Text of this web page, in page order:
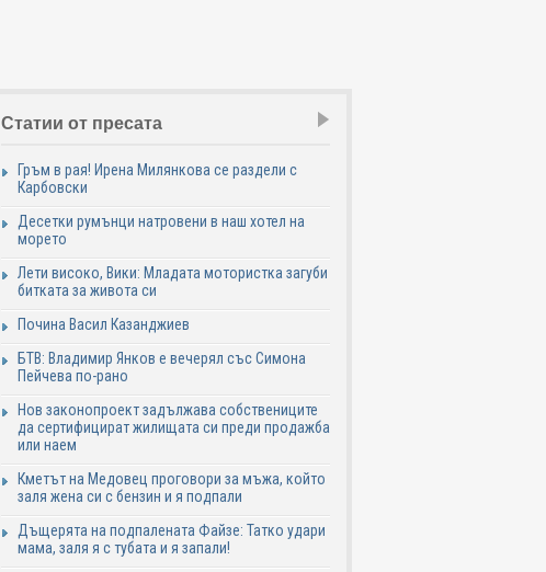
Статии от пресата
Гръм в рая! Ирена Милянкова се раздели с
Карбовски
Десетки румънци натровени в наш хотел на
морето
Лети високо, Вики: Младата мотористка загуби
битката за живота си
Почина Васил Казанджиев
БТВ: Владимир Янков е вечерял със Симона
Пейчева по-рано
Нов законопроект задължава собствениците
да сертифицират жилищата си преди продажба
или наем
Кметът на Медовец проговори за мъжа, който
заля жена си с бензин и я подпали
Дъщерята на подпалената Файзе: Татко удари
мама, заля я с тубата и я запали!